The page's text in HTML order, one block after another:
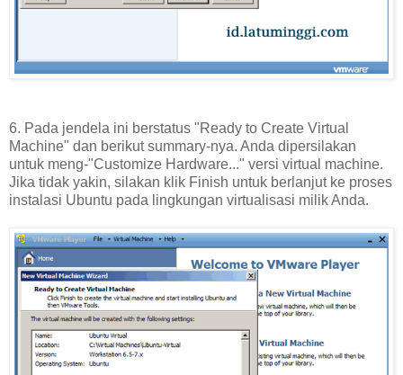
6. Pada jendela ini berstatus "Ready to Create Virtual
Machine" dan berikut summary-nya. Anda dipersilakan
untuk meng-"Customize Hardware..." versi virtual machine.
Jika tidak yakin, silakan klik Finish untuk berlanjut ke proses
instalasi Ubuntu pada lingkungan virtualisasi milik Anda.